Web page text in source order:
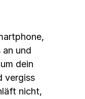
an und
dein
vergiss
nicht,